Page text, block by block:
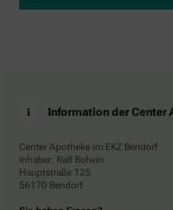
Information der Center
Center Apotheke im EKZ Bendorf
Inhaber: Ralf Bolwin
Hauptstraße 125
56170 Bendorf